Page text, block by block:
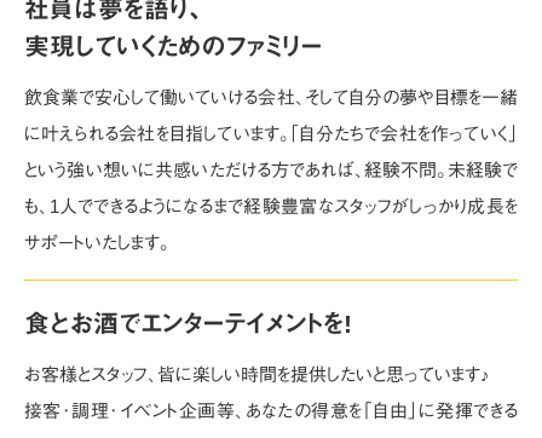
社員は夢を語り､
実現していくためのファミリー
飲食業で安心して働いていける会社､そして自分の夢や目標を一緒
に叶えられる会社を目指しています｡ 「自分たちで会社を作っていく」
という強い想いに共感いただける方であれば、経験不問｡未経験で
も、1人でできるようになるまで経験豊富なスタッフがしっかり成長を
サポートいたします。
食とお酒でエンターテイメントを!
お客様とスタッフ､皆に楽しい時間を提供したいと思っています♪
接客･調理･イベント企画等､あなたの得意を｢自由｣に発揮できる